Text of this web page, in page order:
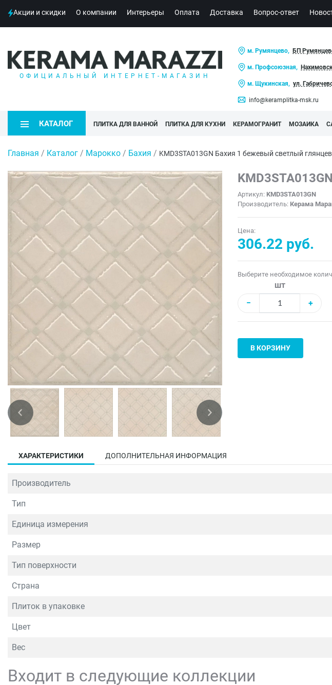
Акции и скидки О компании Интерьеры Оплата Доставка Вопрос-ответ
ОФИЦИАЛЬНЫЙ ИНТЕРНЕТ-МАГАЗИН
м. Румянцево, БП
м. Профсоюзная,
м. Щукинская, ул.
info@keramplitka-msk.ru
КАТАЛОГ ПЛИТКА ДЛЯ ВАННОЙ ПЛИТКА ДЛЯ КУХНИ КЕРАМОГРАНИТ МОЗАИКА
Главная / Каталог / Марокко / Бахия / KMD3STA013GN Бахия 1 бежевый светлый
Артикул: KMD3STA013GN
Производитель: Керама
Цена:
306.22 руб.
Выберите необходимое
шт
−
+
В КОРЗИНУ
ХАРАКТЕРИСТИКИ ДОПОЛНИТЕЛЬНАЯ ИНФОРМАЦИЯ
Производитель
Тип
Единица измерения
Размер
Тип поверхности
Страна
Плиток в упаковке
Цвет
Вес
Входит в следующие коллекции